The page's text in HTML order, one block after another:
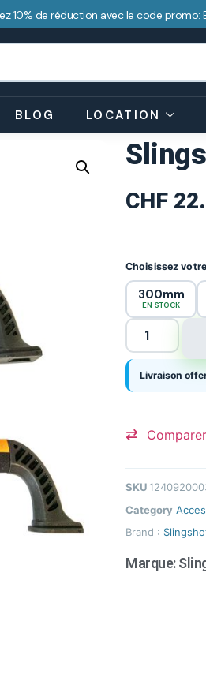
10% de réduction avec le code promo:
BLOG LOCATION
CHF
Choisissez
300mm
EN STOCK
Livraison
Comparer
SKU
Category
Brand :
Marque: